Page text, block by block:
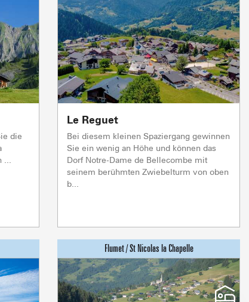
TRINKEN UND
Live
15°
Höhe
0 CM
Schneequalität
16°
Höhe
125 CM
Schneequalität
13°
Höhe
190 CM
Schneequalität
16°
Höhe
60 CM
Schneequalität
die
Le Reguet
Bei diesem kleinen Spaziergang gewinnen
Sie ein wenig an Höhe und können das
Dorf Notre-Dame de Bellecombe mit
seinem berühmten Zwiebelturm von oben
b...